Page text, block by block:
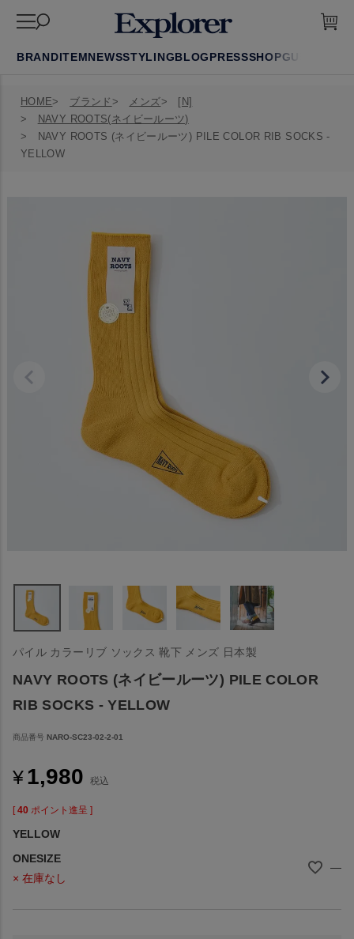
BRANDITEMNEWSSTYLINGBLOGPRESSSHOPGUIDE
HOME ブランド メンズ
[N]
NAVY ROOTS(ネイビールーツ)
NAVY ROOTS (ネイビールーツ) PILE COLOR RIB SOCKS -
YELLOW
パイル カラーリブ ソックス 靴下 メンズ 日本製
NAVY ROOTS (ネイビールーツ) PILE COLOR
RIB SOCKS - YELLOW
商品番号 NARO-SC23-02-2-01
¥1,980 税込
[ 40 ポイント進呈 ]
YELLOW
ONESIZE
× 在庫なし
—